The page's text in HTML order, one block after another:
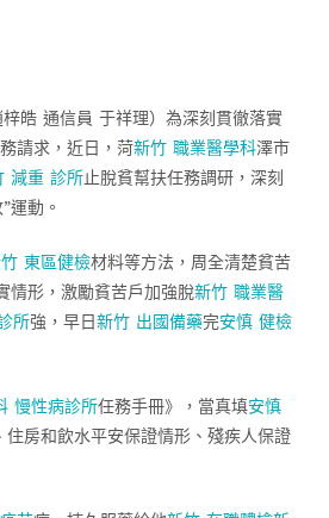
皓 通信員 于祥理）為深刻貫徹落實
請求，近日，菏新竹 職業醫學科澤市
減重 診所止脫貧幫扶任務調研，深刻
運動。
東區健檢材料等方法，周全清楚貧苦
情形，激勵貧苦戶加強脫新竹 職業醫
所強，早日新竹 出國備藥完安慎 健檢
慢性病診所任務手冊》，當真填安慎
住房和飲水平安保證情形、殘疾人保證